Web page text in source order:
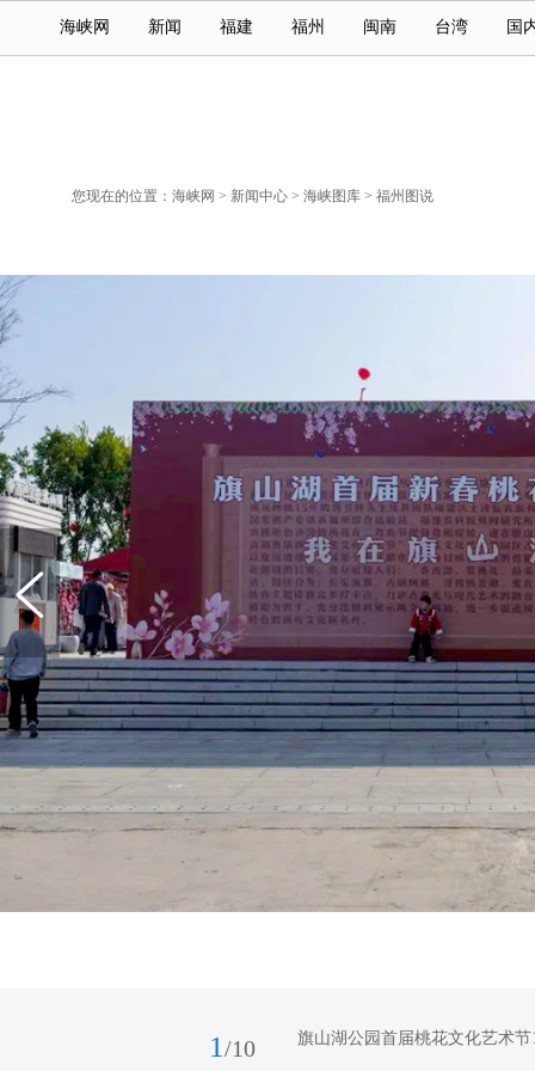
海峡网 新闻 福建 福州 闽南 台湾 国
您现在的位置： 海峡网 > 新闻中心 > 海峡图库 > 福州图说
1 /10
旗山湖公园首届桃花文化艺术